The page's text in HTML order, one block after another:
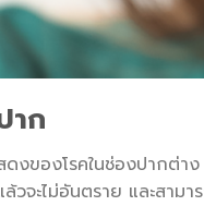
าก
ดงของโรคในช่องปากต่
วจะไม่อันตราย และสาม